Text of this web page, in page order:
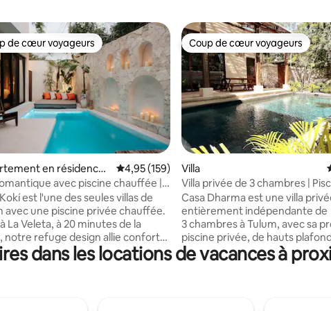
la base de 342 commentaires : 4,96 sur 5
de cœur voyageurs
de cœur voyageurs
en résidence ⋅
Évaluation moyenne sur la base de 159
4,95 (159)
avec piscine chauffée |
chic à Tulum
est l'une des seules villas de
avec une piscine privée chauffée.
La Veleta, à 20 minutes de la
notre refuge design allie confort
et ambiance bohème locale.
d'une connexion Wi-Fi 100 Mbps
Coup de cœur voyageurs
Coup de cœur voyageurs
Villa
Villa privée de 3 chambres |
d'espaces partagés
Casa Dharma est une villa
entièrement indépendante de
3 chambres à Tulum, avec sa
piscine privée, de hauts
espace de vie intérieur-
spacieux et un environnement
dans les locations de vacances à